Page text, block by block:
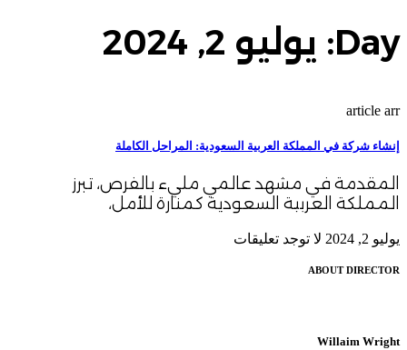
Day: يوليو 2, 2024
article arr
إنشاء شركة في المملكة العربية السعودية: المراحل الكاملة
المقدمة في مشهد عالمي مليء بالفرص، تبرز
المملكة العربية السعودية كمنارة للأمل،
يوليو 2, 2024 لا توجد تعليقات
ABOUT DIRECTOR
Willaim Wright